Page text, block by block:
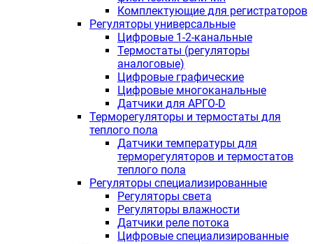
Комплектующие для регистраторов
Регуляторы универсальные
Цифровые 1-2-канальные
Термостаты (регуляторы
аналоговые)
Цифровые графические
Цифровые многоканальные
Датчики для АРГО-D
Терморегуляторы и термостаты для
теплого пола
Датчики температуры для
терморегуляторов и термостатов
теплого пола
Регуляторы специализированные
Регуляторы света
Регуляторы влажности
Датчики реле потока
Цифровые специализированные